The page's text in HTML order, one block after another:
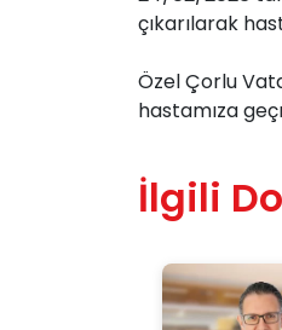
çıkarılarak
Özel Çorlu
hastamıza
İlgili